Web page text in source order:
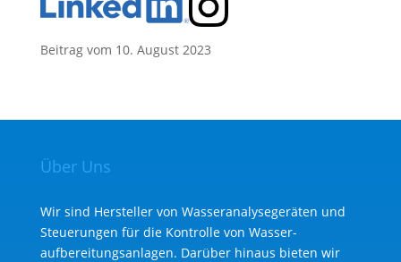
Beitrag vom 10. August 2023
Über Uns
Wir sind Hersteller von Wasseranalysegeräten und
Steuerungen für die Kontrolle von Wasser­
aufbereitungs­anlagen. Darüber hinaus bieten wir